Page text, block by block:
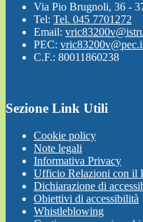
Via Pio Brugnoli, 36 -
Tel: Tel. 045 7701272
Email:
PEC:
C.F.: 80011860238
Sezione Link Utili
Cookie policy
Note legali
Informativa Privacy
Ufficio Relazioni con il
Dichiarazione di
Obiettivi di accessibilità
Whistleblowing